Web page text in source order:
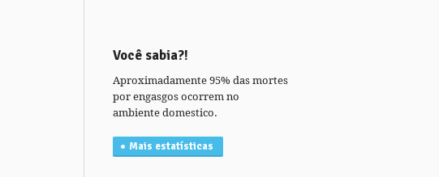
Você sabia?!
Aproximadamente 95% das mortes
por engasgos ocorrem no
ambiente domestico.
Mais estatísticas